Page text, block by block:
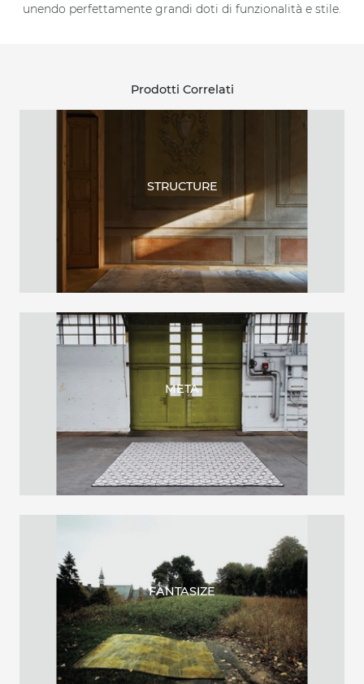
unendo perfettamente grandi doti di funzionalità e stile.
Prodotti Correlati
STRUCTURE
META
FANTASIZE